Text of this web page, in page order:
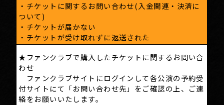
・チケットに関するお問い合わせ(入金関連・決済に
ついて)
・チケットが届かない
・チケットが受け取れずに返送された
★ファンクラブで購入したチケットに関するお問い合
わせ
ファンクラブサイトにログインして各公演の予約受
付サイトにて「お問い合わせ先」をご確認の上、ご連
絡をお願いいたします。